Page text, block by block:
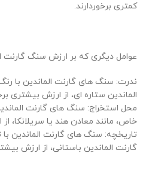
کمتری برخوردارند.
عوامل دیگری که بر ارزش سنگ گارنت
ندرت: سنگ های گارنت الماندین با
الماندین ستاره ای، از ارزش بیشتری
محل استخراج: سنگ های گارنت
خاص، مانند معادن هند یا سریلانکا،
تاریخچه: سنگ های گارنت الماندین
گارنت الماندین باستانی، از ارزش